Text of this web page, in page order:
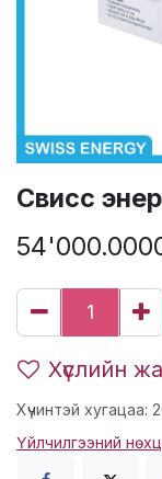
Свисс
Хүслийн
Хүчинтэй хугацаа:
Үйлчилгээний